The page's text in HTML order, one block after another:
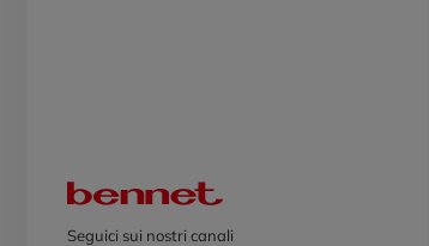
Seguici sui nostri canali